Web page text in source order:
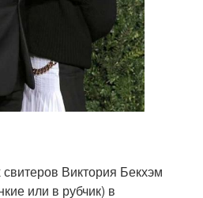
Виктория Бекхэм
или в рубчик) в